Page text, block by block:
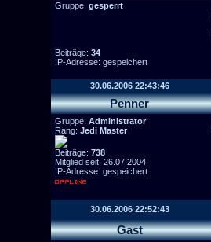
Gruppe: gesperrt
Beiträge: 34
IP-Adresse: gespeichert
30.06.2006 22:43:46
Penner
Gruppe: Administrator
Rang: Jedi Master
Beiträge: 738
Mitglied seit: 26.07.2004
IP-Adresse: gespeichert
30.06.2006 22:52:43
Gast